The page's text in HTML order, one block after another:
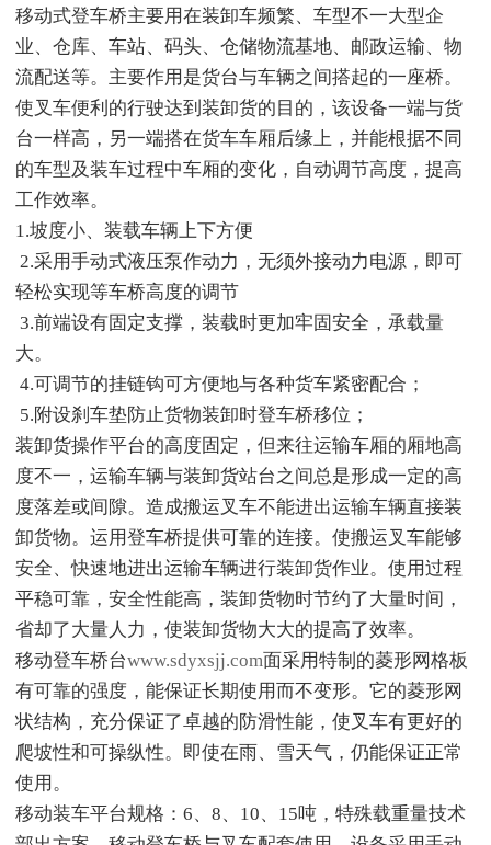
移动式登车桥主要用在装卸车频繁、车型不一大型企
业、仓库、车站、码头、仓储物流基地、邮政运输、物
流配送等。主要作用是货台与车辆之间搭起的一座桥。
使叉车便利的行驶达到装卸货的目的，该设备一端与货
台一样高，另一端搭在货车车厢后缘上，并能根据不同
的车型及装车过程中车厢的变化，自动调节高度，提高
工作效率。
1.坡度小、装载车辆上下方便
2.采用手动式液压泵作动力，无须外接动力电源，即可
轻松实现等车桥高度的调节
3.前端设有固定支撑，装载时更加牢固安全，承载量
大。
4.可调节的挂链钩可方便地与各种货车紧密配合；
5.附设刹车垫防止货物装卸时登车桥移位；
装卸货操作平台的高度固定，但来往运输车厢的厢地高
度不一，运输车辆与装卸货站台之间总是形成一定的高
度落差或间隙。造成搬运叉车不能进出运输车辆直接装
卸货物。运用登车桥提供可靠的连接。使搬运叉车能够
安全、快速地进出运输车辆进行装卸货作业。使用过程
平稳可靠，安全性能高，装卸货物时节约了大量时间，
省却了大量人力，使装卸货物大大的提高了效率。
移动登车桥台www.sdyxsjj.com面采用特制的菱形网格板
有可靠的强度，能保证长期使用而不变形。它的菱形网
状结构，充分保证了卓越的防滑性能，使叉车有更好的
爬坡性和可操纵性。即使在雨、雪天气，仍能保证正常
使用。
移动装车平台规格：6、8、10、15吨，特殊载重量技术